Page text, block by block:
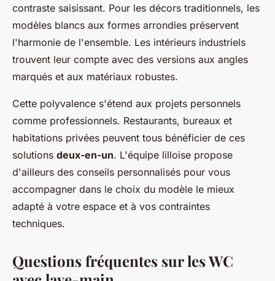
contraste saisissant. Pour les décors traditionnels, les
modèles blancs aux formes arrondies préservent
l'harmonie de l'ensemble. Les intérieurs industriels
trouvent leur compte avec des versions aux angles
marqués et aux matériaux robustes.
Cette polyvalence s'étend aux projets personnels
comme professionnels. Restaurants, bureaux et
habitations privées peuvent tous bénéficier de ces
solutions deux-en-un. L'équipe lilloise propose
d'ailleurs des conseils personnalisés pour vous
accompagner dans le choix du modèle le mieux
adapté à votre espace et à vos contraintes
techniques.
Questions fréquentes sur les WC